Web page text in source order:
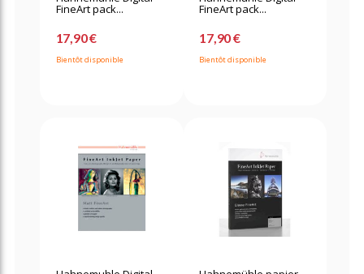
FineArt pack...
17,90 €
Bientôt disponible
FineArt pack...
17,90 €
Bientôt disponible